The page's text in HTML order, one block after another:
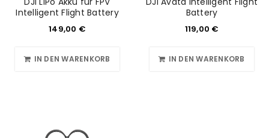
Intelligent Flight Battery
149,00 €
IN DEN WARENKORB
Battery
119,00 €
IN DEN WARENKORB